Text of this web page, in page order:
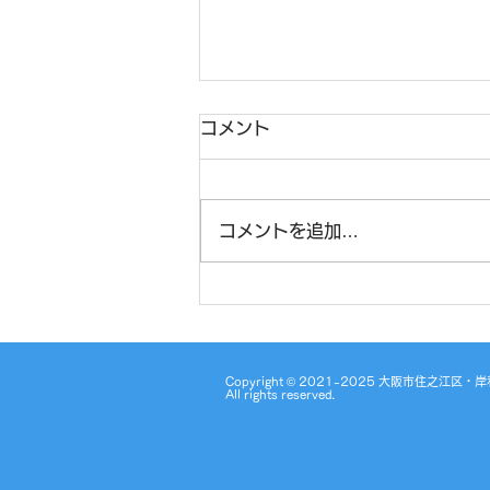
☆文字数指定語想起☆
コメント
コメントを追加…
Copyright © 2021-2025 大阪市住之江区・岸
All rights reserved.